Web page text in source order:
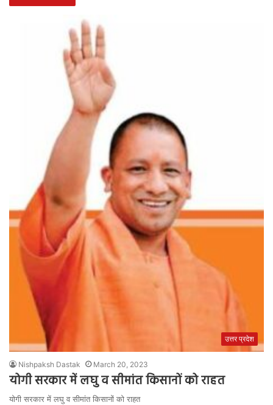
उत्तर प्रदेश
Nishpaksh Dastak March 20, 2023
योगी सरकार में लघु व सीमांत किसानों को राहत
योगी सरकार में लघु व सीमांत किसानों को राहत